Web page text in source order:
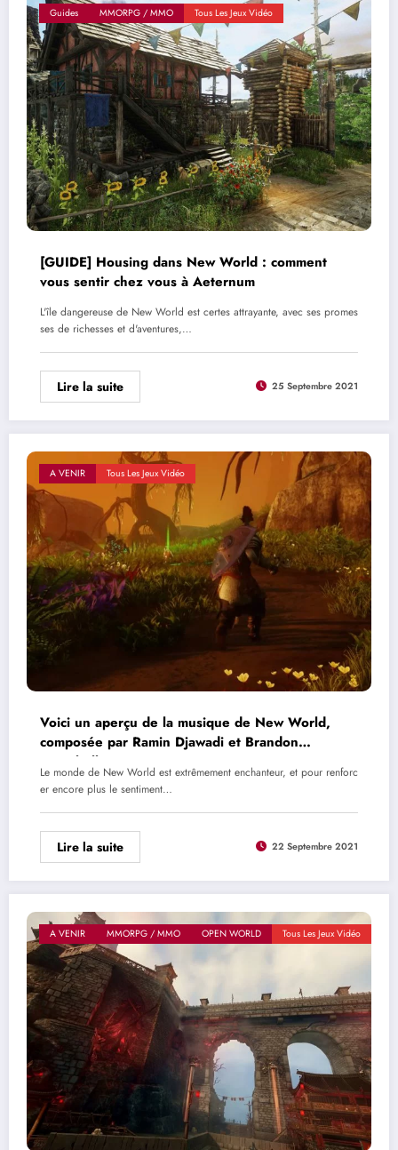
Guides MMORPG / MMO Tous Les Jeux Vidéo
[GUIDE] Housing dans New World : comment
vous sentir chez vous à Aeternum
L'île dangereuse de New World est certes attrayante, avec ses promes
ses de richesses et d'aventures,…
Lire la suite 25 Septembre 2021
A VENIR Tous Les Jeux Vidéo
Voici un aperçu de la musique de New World,
composée par Ramin Djawadi et Brandon
Campbell
Le monde de New World est extrêmement enchanteur, et pour renforc
er encore plus le sentiment…
Lire la suite 22 Septembre 2021
A VENIR MMORPG / MMO OPEN WORLD Tous Les Jeux Vidéo